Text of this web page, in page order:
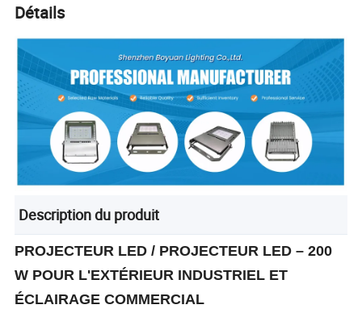
Détails
Description du produit
PROJECTEUR LED / PROJECTEUR LED – 200
W POUR L'EXTÉRIEUR INDUSTRIEL ET
ÉCLAIRAGE COMMERCIAL